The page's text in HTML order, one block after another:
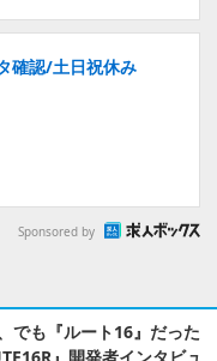
確認/土日祝休み
Sponsored by
でも『ルート16』だった